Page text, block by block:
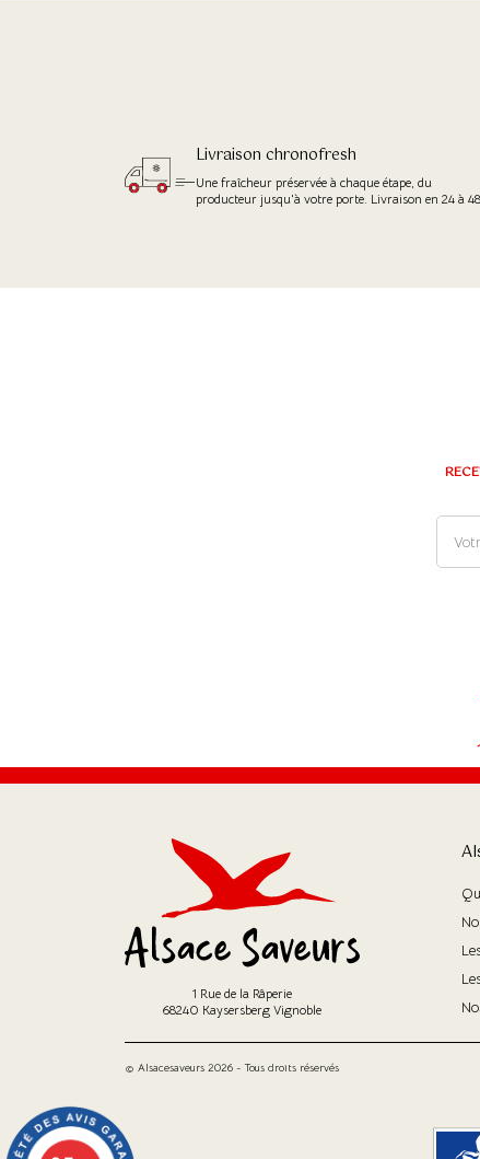
Livraison chronofresh
Une fraîcheur préservée à chaque étape, du
producteur jusqu'à votre porte. Livraison en 24 à
1 Rue de la Râperie
68240 Kaysersberg Vignoble
© Alsacesaveurs 2026 - Tous droits réservés